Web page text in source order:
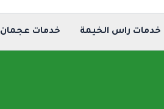
خدمات راس الخيمة خدمات عجمان